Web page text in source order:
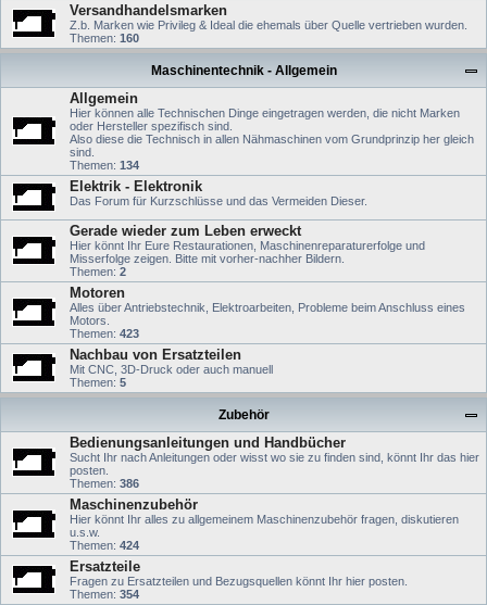
Versandhandelsmarken
Z.b. Marken wie Privileg & Ideal die ehemals über Quelle vertrieben wurden.
Themen: 160
Maschinentechnik - Allgemein
Allgemein
Hier können alle Technischen Dinge eingetragen werden, die nicht Marken
oder Hersteller spezifisch sind.
Also diese die Technisch in allen Nähmaschinen vom Grundprinzip her gleich
sind.
Themen: 134
Elektrik - Elektronik
Das Forum für Kurzschlüsse und das Vermeiden Dieser.
Gerade wieder zum Leben erweckt
Hier könnt Ihr Eure Restaurationen, Maschinenreparaturerfolge und
Misserfolge zeigen. Bitte mit vorher-nachher Bildern.
Themen: 2
Motoren
Alles über Antriebstechnik, Elektroarbeiten, Probleme beim Anschluss eines
Motors.
Themen: 423
Nachbau von Ersatzteilen
Mit CNC, 3D-Druck oder auch manuell
Themen: 5
Zubehör
Bedienungsanleitungen und Handbücher
Sucht Ihr nach Anleitungen oder wisst wo sie zu finden sind, könnt Ihr das hier
posten.
Themen: 386
Maschinenzubehör
Hier könnt Ihr alles zu allgemeinem Maschinenzubehör fragen, diskutieren
u.s.w.
Themen: 424
Ersatzteile
Fragen zu Ersatzteilen und Bezugsquellen könnt Ihr hier posten.
Themen: 354